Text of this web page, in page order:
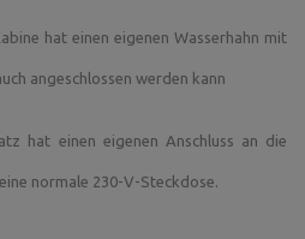
an der Renovierung des
ein und bereiten eine neue
hat einen eigenen Wasserhahn mit
angeschlossen werden kann
hat einen eigenen Anschluss an die
normale 230-V-Steckdose.